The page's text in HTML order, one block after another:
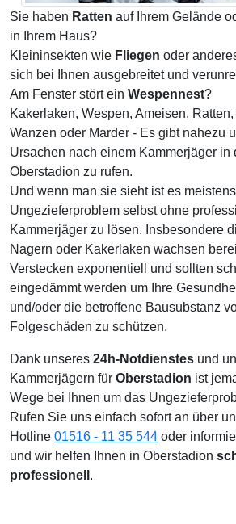
Sie haben Ratten auf Ihrem Gelände
in Ihrem Haus?
Kleininsekten wie Fliegen oder
sich bei Ihnen ausgebreitet und
Am Fenster stört ein Wespennest?
Kakerlaken, Wespen, Ameisen,
Wanzen oder Marder - Es gibt nahezu
Ursachen nach einem Kammerjäger in
Oberstadion zu rufen.
Und wenn man sie sieht ist es
Ungezieferproblem selbst ohne
Kammerjäger zu lösen. Insbesondere
Nagern oder Kakerlaken wachsen
Verstecken exponentiell und sollten
eingedämmt werden um Ihre
und/oder die betroffene Bausubstanz
Folgeschäden zu schützen.
Dank unseres 24h-Notdienstes und
Kammerjägern für Oberstadion ist
Wege bei Ihnen um das
Rufen Sie uns einfach sofort an über
Hotline 01516 - 11 35 544 oder
und wir helfen Ihnen in Oberstadion
professionell .